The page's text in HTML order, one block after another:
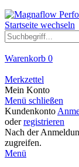
Warenkorb 0
Merkzettel
Mein Konto
Menü schließen
Kundenkonto
oderregistrieren
Nach der
zugreifen.
Menü